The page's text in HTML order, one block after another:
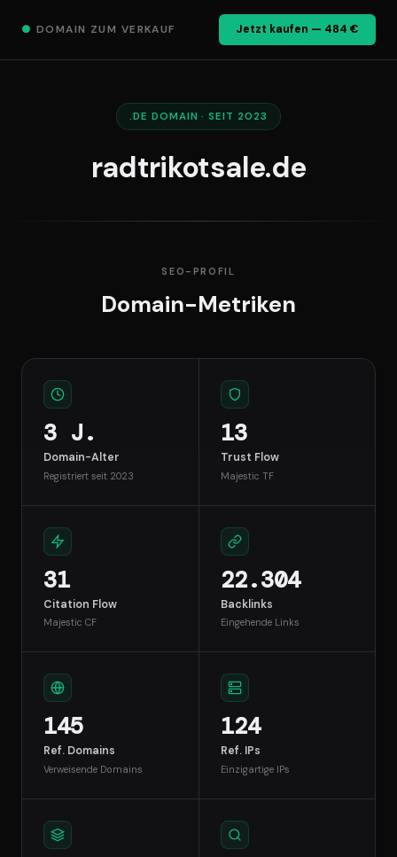
● DOMAIN ZUM VERKAUF Jetzt kaufen — 484 €
.DE DOMAIN · SEIT 2023
radtrikotsale.de
SEO-PROFIL
Domain-Metriken
3 J.
Domain-Alter
Registriert seit 2023
13
Trust Flow
Majestic TF
31
Citation Flow
Majestic CF
22.304
Backlinks
Eingehende Links
145
Ref. Domains
Verweisende Domains
124
Ref. IPs
Einzigartige IPs